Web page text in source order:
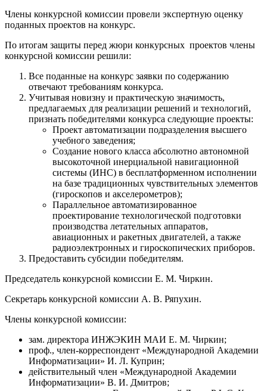
Члены конкурсной комиссии провели экспертную оценку
поданных проектов на конкурс.
По итогам защиты перед жюри конкурсных проектов члены
конкурсной комиссии решили:
Все поданные на конкурс заявки по содержанию
отвечают требованиям конкурса.
Учитывая новизну и практическую значимость,
предлагаемых для реализации решений и технологий,
признать победителями конкурса следующие проекты:
Проект автоматизации подразделения высшего
учебного заведения;
Создание нового класса абсолютно автономной
высокоточной инерциальной навигационной
системы (ИНС) в бесплатформенном исполнении
на базе традиционных чувствительных элементов
(гироскопов и акселерометров);
Параллельное автоматизированное
проектирование технологической подготовки
производства летательных аппаратов,
авиационных и ракетных двигателей, а также
радиоэлектронных и гироскопических приборов.
Предоставить субсидии победителям.
Председатель конкурсной комиссии Е. М. Чиркин.
Секретарь конкурсной комиссии А. В. Ряпухин.
Члены конкурсной комиссии:
зам. директора ИНЖЭКИН МАИ Е. М. Чиркин;
проф., член-корреспондент «Международной Академии
Информатизации» И. Л. Куприн;
действительный член «Международной Академии
Информатизации» В. И. Дмитров;